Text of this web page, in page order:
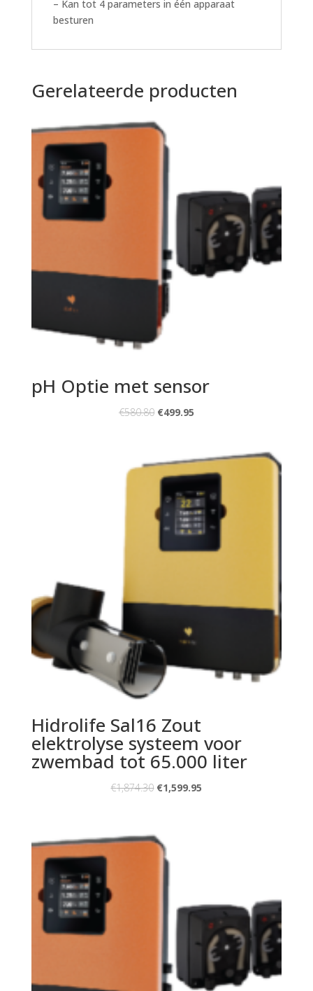
– Kan tot 4 parameters in één apparaat
besturen
Gerelateerde producten
pH Optie met sensor
€580.80 €499.95
Hidrolife Sal16 Zout
elektrolyse systeem voor
zwembad tot 65.000 liter
€1,874.30 €1,599.95